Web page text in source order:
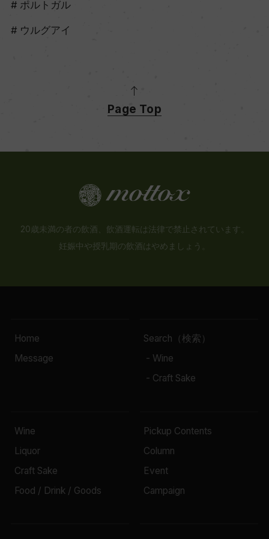
ポルトガル
ウルグアイ
Page Top
20歳未満の者の飲酒、飲酒運転は法律で禁止されています。
妊娠中や授乳期の飲酒はやめましょう。
Home
Message
Search（検索）
- Wine
- Craft Sake
Wine
Liquor
Craft Sake
Food / Drink / Goods
Pickup Contents
Column
Event
Campaign